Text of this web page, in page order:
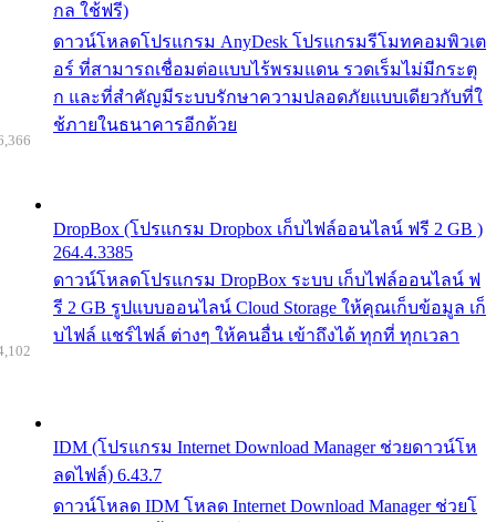
กล ใช้ฟรี)
ดาวน์โหลดโปรแกรม AnyDesk โปรแกรมรีโมทคอมพิวเต
อร์ ที่สามารถเชื่อมต่อแบบไร้พรมแดน รวดเร็มไม่มีกระตุ
ก และที่สำคัญมีระบบรักษาความปลอดภัยแบบเดียวกับที่ใ
ช้ภายในธนาคารอีกด้วย
DropBox (โปรแกรม Dropbox เก็บไฟล์ออนไลน์ ฟรี 2 GB )
264.4.3385
ดาวน์โหลดโปรแกรม DropBox ระบบ เก็บไฟล์ออนไลน์ ฟ
รี 2 GB รูปแบบออนไลน์ Cloud Storage ให้คุณเก็บข้อมูล เก็
บไฟล์ แชร์ไฟล์ ต่างๆ ให้คนอื่น เข้าถึงได้ ทุกที่ ทุกเวลา
IDM (โปรแกรม Internet Download Manager ช่วยดาวน์โห
ลดไฟล์) 6.43.7
ดาวน์โหลด IDM โหลด Internet Download Manager ช่วยโ